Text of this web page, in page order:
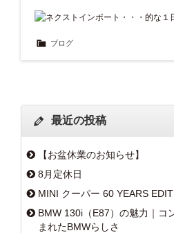
ブログ
最近の投稿
【お盆休業のお知らせ】
8月定休日
MINI クーパー 60 YEARS
BMW 130i（E87）の魅力｜コ
まれたBMWらしさ